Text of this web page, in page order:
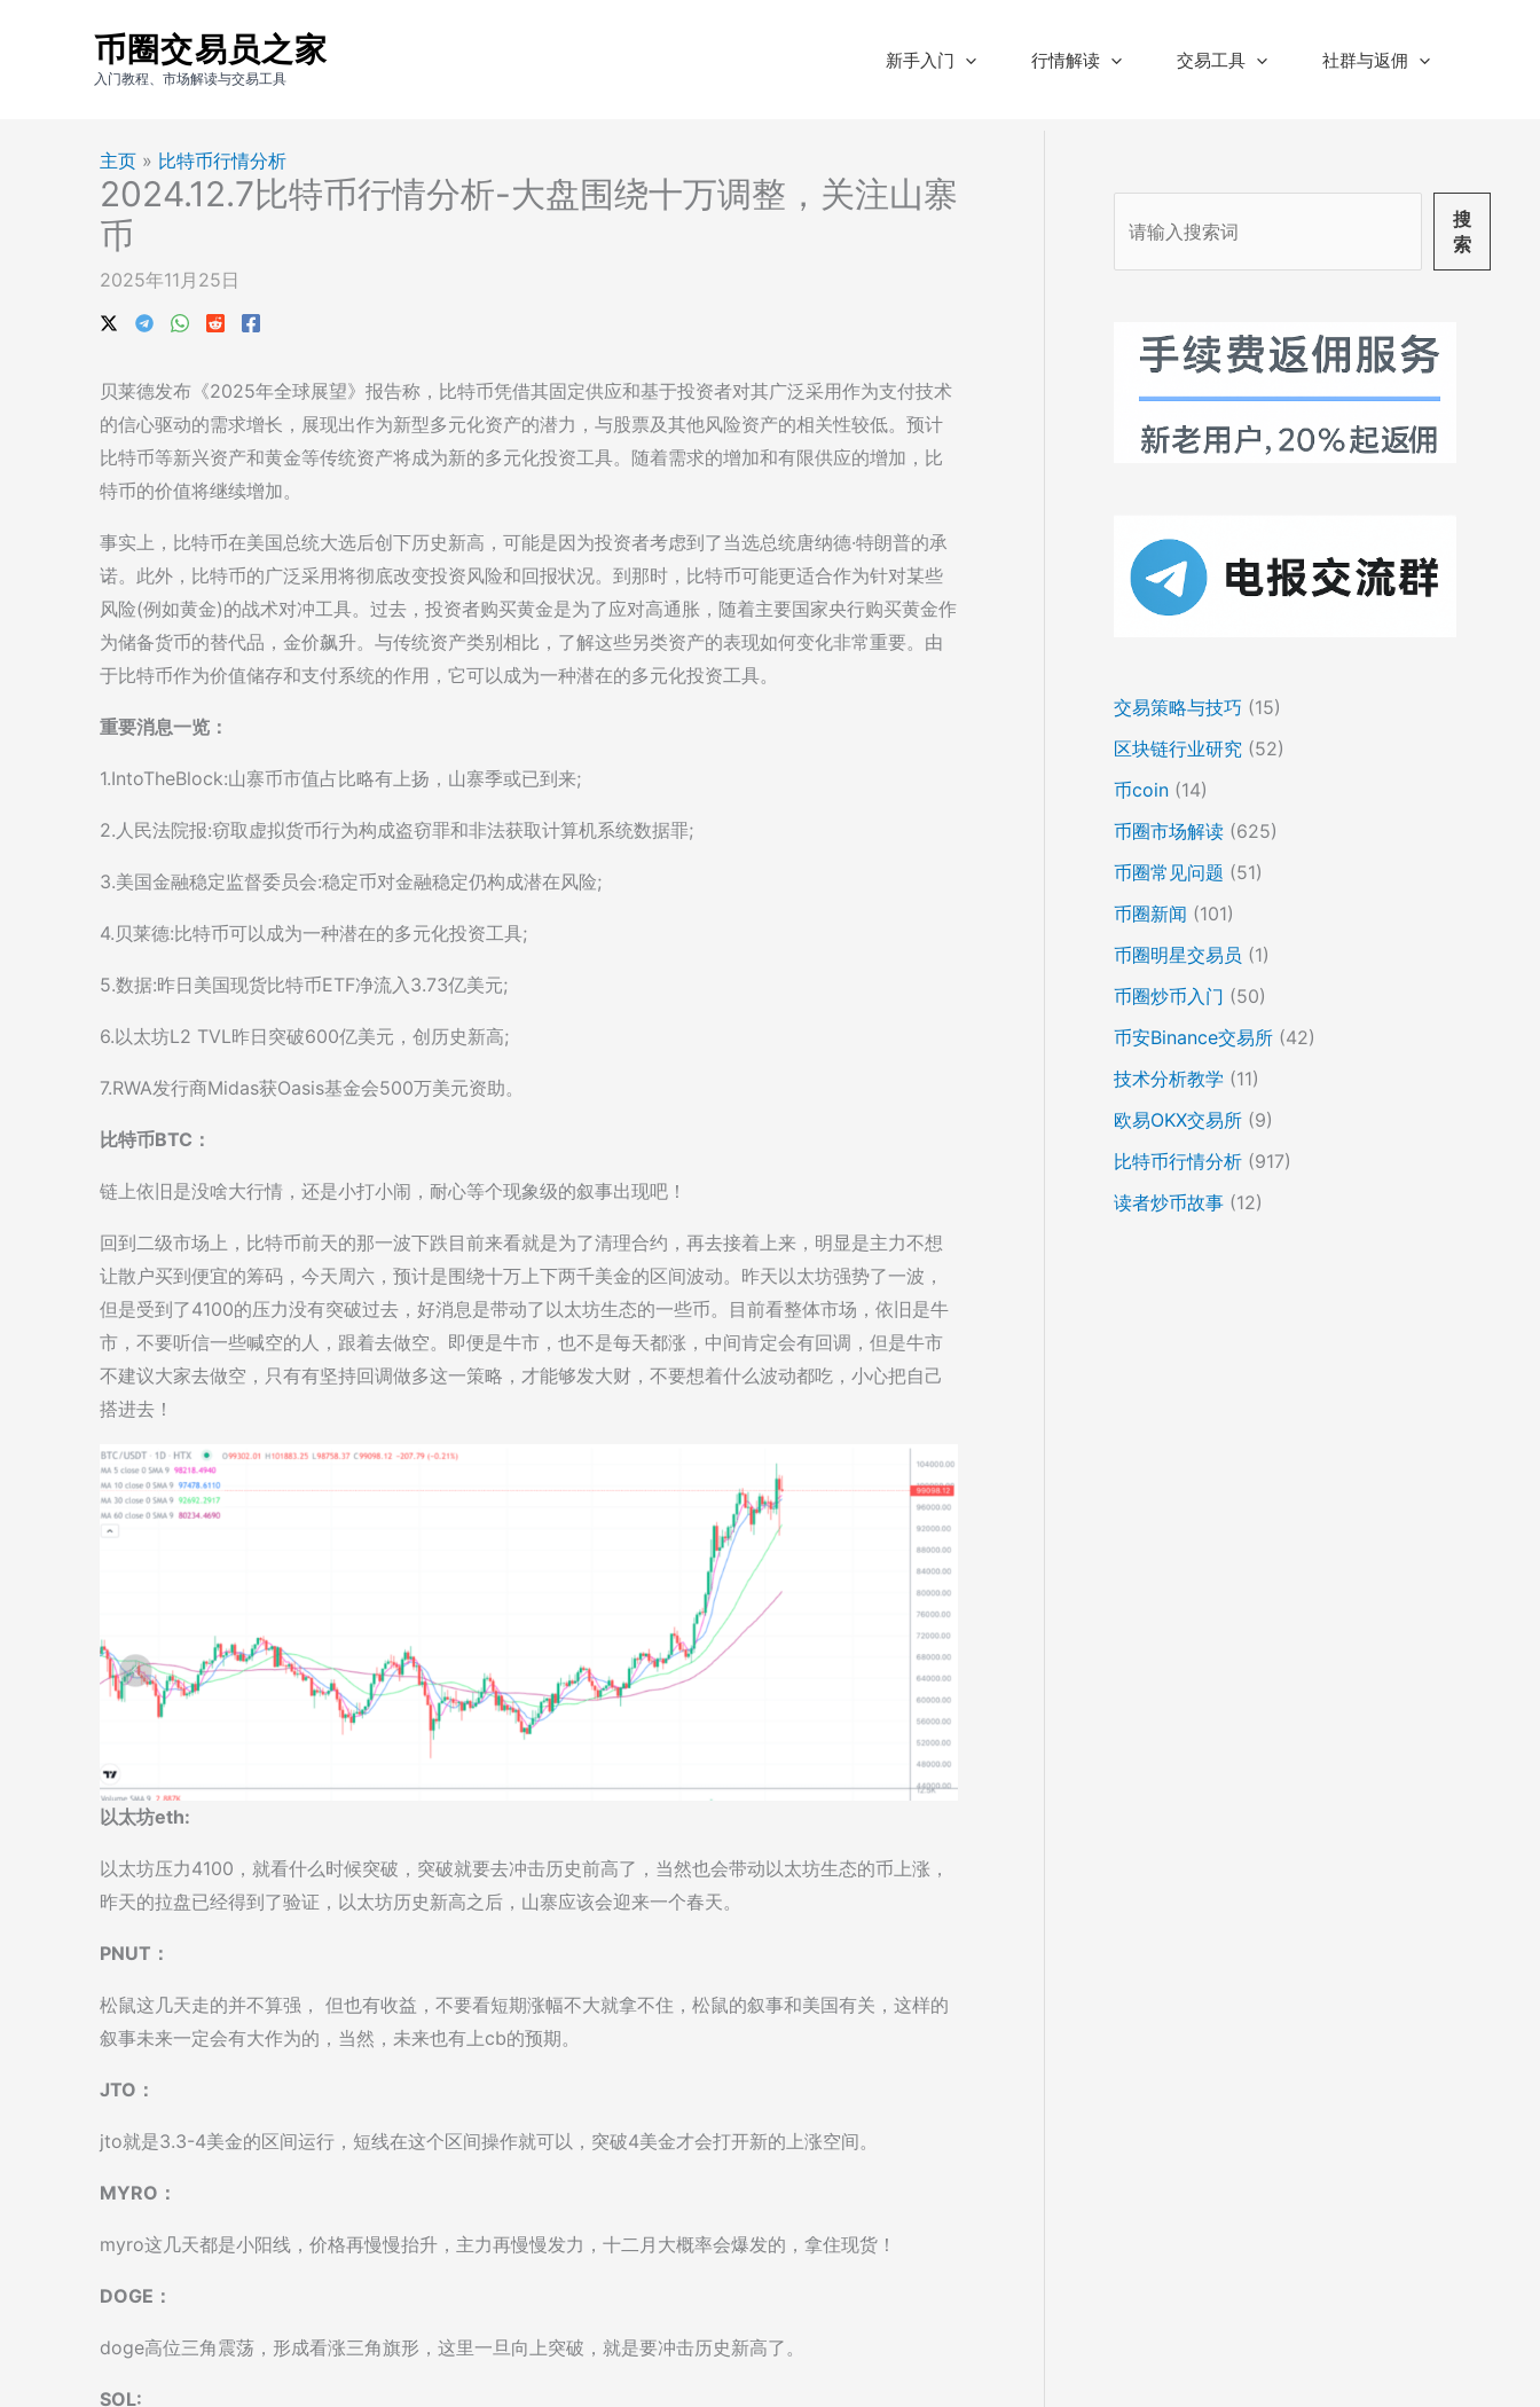
币圈交易员之家
入门教程、市场解读与交易工具
新手入门 行情解读 交易工具 社群与返佣
主页 » 比特币行情分析
2024.12.7比特币行情分析-大盘围绕十万调整，关注山寨
币
2025年11月25日
贝莱德发布《2025年全球展望》报告称，比特币凭借其固定供应和基于投资者对其广泛采用作为支付技术
的信心驱动的需求增长，展现出作为新型多元化资产的潜力，与股票及其他风险资产的相关性较低。预计
比特币等新兴资产和黄金等传统资产将成为新的多元化投资工具。随着需求的增加和有限供应的增加，比
特币的价值将继续增加。
事实上，比特币在美国总统大选后创下历史新高，可能是因为投资者考虑到了当选总统唐纳德·特朗普的承
诺。此外，比特币的广泛采用将彻底改变投资风险和回报状况。到那时，比特币可能更适合作为针对某些
风险(例如黄金)的战术对冲工具。过去，投资者购买黄金是为了应对高通胀，随着主要国家央行购买黄金作
为储备货币的替代品，金价飙升。与传统资产类别相比，了解这些另类资产的表现如何变化非常重要。由
于比特币作为价值储存和支付系统的作用，它可以成为一种潜在的多元化投资工具。
重要消息一览：
1.IntoTheBlock:山寨币市值占比略有上扬，山寨季或已到来;
2.人民法院报:窃取虚拟货币行为构成盗窃罪和非法获取计算机系统数据罪;
3.美国金融稳定监督委员会:稳定币对金融稳定仍构成潜在风险;
4.贝莱德:比特币可以成为一种潜在的多元化投资工具;
5.数据:昨日美国现货比特币ETF净流入3.73亿美元;
6.以太坊L2 TVL昨日突破600亿美元，创历史新高;
7.RWA发行商Midas获Oasis基金会500万美元资助。
比特币BTC：
链上依旧是没啥大行情，还是小打小闹，耐心等个现象级的叙事出现吧！
回到二级市场上，比特币前天的那一波下跌目前来看就是为了清理合约，再去接着上来，明显是主力不想
让散户买到便宜的筹码，今天周六，预计是围绕十万上下两千美金的区间波动。昨天以太坊强势了一波，
但是受到了4100的压力没有突破过去，好消息是带动了以太坊生态的一些币。目前看整体市场，依旧是牛
市，不要听信一些喊空的人，跟着去做空。即便是牛市，也不是每天都涨，中间肯定会有回调，但是牛市
不建议大家去做空，只有有坚持回调做多这一策略，才能够发大财，不要想着什么波动都吃，小心把自己
搭进去！
以太坊eth:
以太坊压力4100，就看什么时候突破，突破就要去冲击历史前高了，当然也会带动以太坊生态的币上涨，
昨天的拉盘已经得到了验证，以太坊历史新高之后，山寨应该会迎来一个春天。
PNUT：
松鼠这几天走的并不算强， 但也有收益，不要看短期涨幅不大就拿不住，松鼠的叙事和美国有关，这样的
叙事未来一定会有大作为的，当然，未来也有上cb的预期。
JTO：
jto就是3.3-4美金的区间运行，短线在这个区间操作就可以，突破4美金才会打开新的上涨空间。
MYRO：
myro这几天都是小阳线，价格再慢慢抬升，主力再慢慢发力，十二月大概率会爆发的，拿住现货！
DOGE：
doge高位三角震荡，形成看涨三角旗形，这里一旦向上突破，就是要冲击历史新高了。
SOL:
搜
索
交易策略与技巧 (15)
区块链行业研究 (52)
币coin (14)
币圈市场解读 (625)
币圈常见问题 (51)
币圈新闻 (101)
币圈明星交易员 (1)
币圈炒币入门 (50)
币安Binance交易所 (42)
技术分析教学 (11)
欧易OKX交易所 (9)
比特币行情分析 (917)
读者炒币故事 (12)